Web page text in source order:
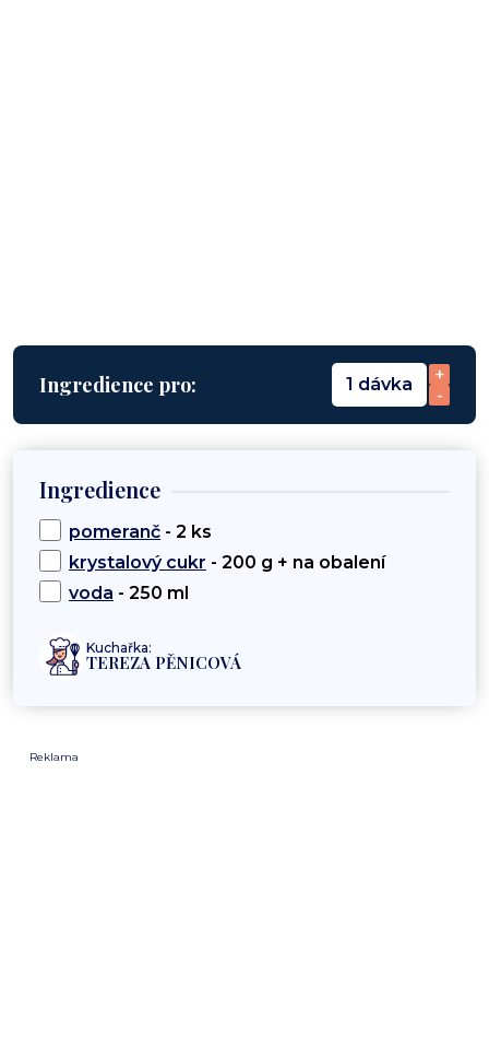
Ingredience pro: 1 dávka
+
-
Ingredience
pomeranč - 2 ks
krystalový cukr - 200 g + na obalení
voda - 250 ml
Kuchařka:
TEREZA PĚNICOVÁ
Reklama